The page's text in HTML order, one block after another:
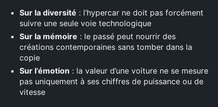
Sur la diversité : l’hypercar ne doit pas forcément
suivre une seule voie technologique
Sur la mémoire : le passé peut nourrir des
créations contemporaines sans tomber dans la
copie
Sur l’émotion : la valeur d’une voiture ne se mesure
pas uniquement à ses chiffres de puissance ou de
vitesse